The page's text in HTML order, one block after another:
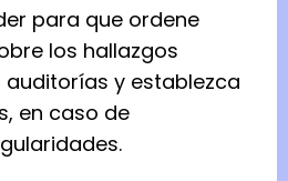
para que ordene
los hallazgos
y establezca
en caso de